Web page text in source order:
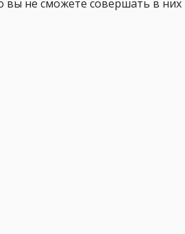
вы не сможете совершать в них